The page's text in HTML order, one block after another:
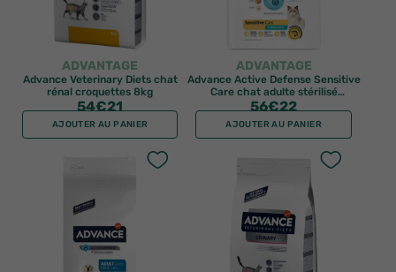
ADVANTAGE
Advance Veterinary Diets chat
rénal croquettes 8kg
54€21
AJOUTER AU PANIER
ADVANTAGE
Advance Active Defense Sensitive
Care chat adulte stérilisé
croquettes saumon 10kg
56€22
AJOUTER AU PANIER